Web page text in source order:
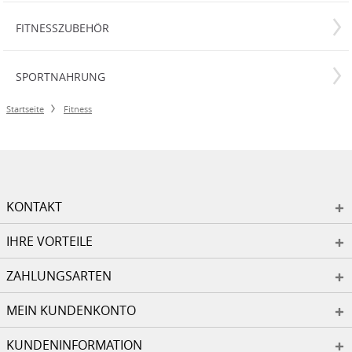
FITNESSZUBEHÖR
SPORTNAHRUNG
Startseite Fitness
KONTAKT
IHRE VORTEILE
ZAHLUNGSARTEN
MEIN KUNDENKONTO
KUNDENINFORMATION